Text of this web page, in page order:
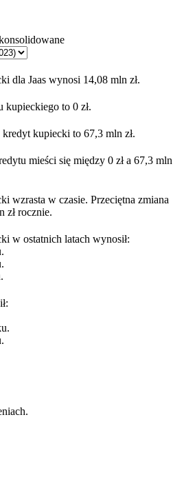
dla Jaas wynosi 14,08 mln zł.
kupieckiego to 0 zł.
kupiecki to 67,3 mln zł.
mieści się między 0 zł a 67,3 mln
wzrasta w czasie. Przeciętna zmiana
zł rocznie.
w ostatnich latach wynosił: